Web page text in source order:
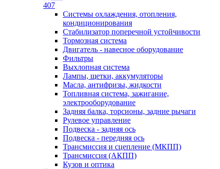
407
Системы охлаждения, отопления,
кондиционирования
Стабилизатор поперечной устойчивости
Тормозная система
Двигатель - навесное оборудование
Фильтры
Выхлопная система
Лампы, щетки, аккумуляторы
Масла, антифризы, жидкости
Топливная система, зажигание,
электрооборудование
Задняя балка, торсионы, задние рычаги
Рулевое управление
Подвеска - задняя ось
Подвеска - передняя ось
Трансмиссия и сцепление (МКПП)
Трансмиссия (АКПП)
Кузов и оптика